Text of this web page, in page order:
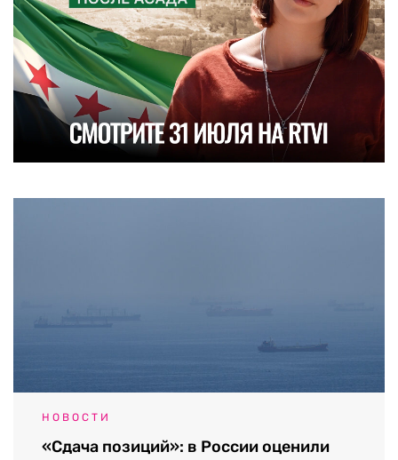
НОВОСТИ
«Сдача позиций»: в России оценили